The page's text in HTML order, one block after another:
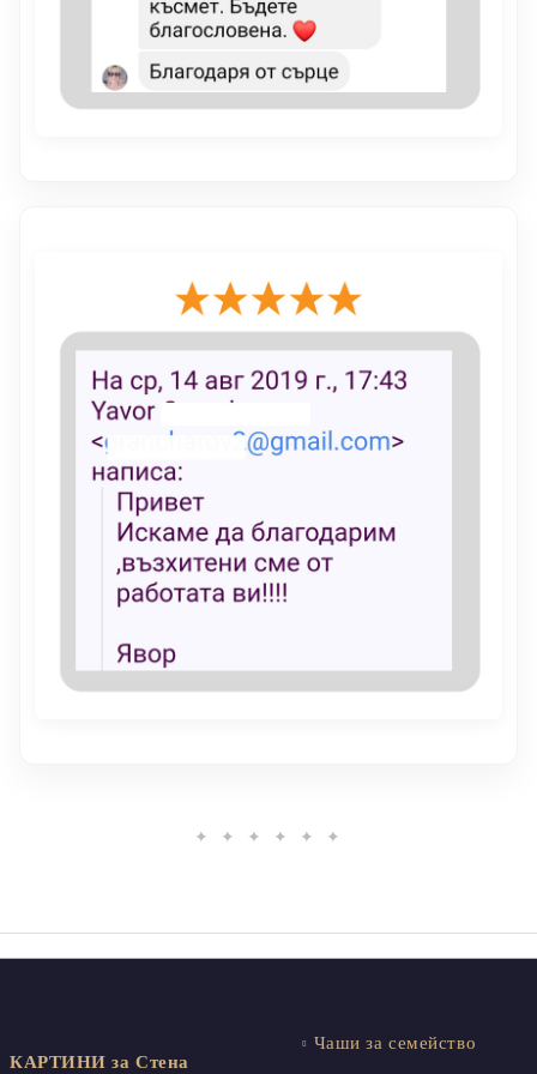
✦ ✦ ✦ ✦ ✦ ✦
КАРТИНИ за Стена
Чаши за семейство